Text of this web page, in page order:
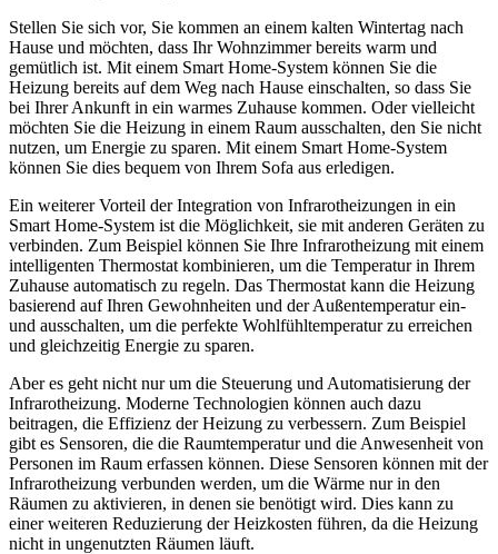
Stellen Sie sich vor, Sie kommen an einem kalten Wintertag nach
Hause und möchten, dass Ihr Wohnzimmer bereits warm und
gemütlich ist. Mit einem Smart Home-System können Sie die
Heizung bereits auf dem Weg nach Hause einschalten, so dass Sie
bei Ihrer Ankunft in ein warmes Zuhause kommen. Oder vielleicht
möchten Sie die Heizung in einem Raum ausschalten, den Sie nicht
nutzen, um Energie zu sparen. Mit einem Smart Home-System
können Sie dies bequem von Ihrem Sofa aus erledigen.
Ein weiterer Vorteil der Integration von Infrarotheizungen in ein
Smart Home-System ist die Möglichkeit, sie mit anderen Geräten zu
verbinden. Zum Beispiel können Sie Ihre Infrarotheizung mit einem
intelligenten Thermostat kombinieren, um die Temperatur in Ihrem
Zuhause automatisch zu regeln. Das Thermostat kann die Heizung
basierend auf Ihren Gewohnheiten und der Außentemperatur ein-
und ausschalten, um die perfekte Wohlfühltemperatur zu erreichen
und gleichzeitig Energie zu sparen.
Aber es geht nicht nur um die Steuerung und Automatisierung der
Infrarotheizung. Moderne Technologien können auch dazu
beitragen, die Effizienz der Heizung zu verbessern. Zum Beispiel
gibt es Sensoren, die die Raumtemperatur und die Anwesenheit von
Personen im Raum erfassen können. Diese Sensoren können mit der
Infrarotheizung verbunden werden, um die Wärme nur in den
Räumen zu aktivieren, in denen sie benötigt wird. Dies kann zu
einer weiteren Reduzierung der Heizkosten führen, da die Heizung
nicht in ungenutzten Räumen läuft.